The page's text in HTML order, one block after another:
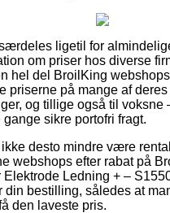
ligetil for
om priser hos diverse
hel del BroilKing
priserne på mange af deres
og tillige også til voksne
sikre portofri fragt.
desto mindre være
webshops efter rabat på
Ledning + –
din bestilling, således at
den laveste pris.